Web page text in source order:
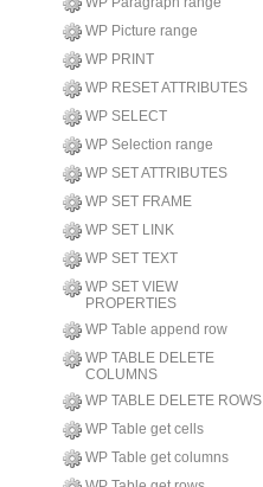
WP Picture range
WP PRINT
WP RESET ATTRIBUTES
WP SELECT
WP Selection range
WP SET ATTRIBUTES
WP SET FRAME
WP SET LINK
WP SET TEXT
WP SET VIEW
PROPERTIES
WP Table append row
WP TABLE DELETE
COLUMNS
WP TABLE DELETE ROWS
WP Table get cells
WP Table get columns